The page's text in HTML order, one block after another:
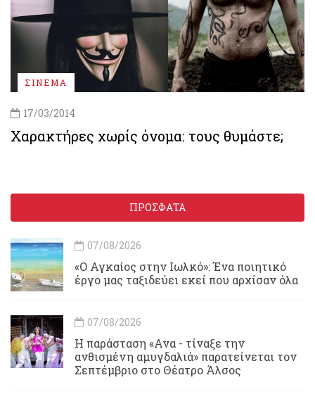
ΣΙΝΕΜΑ
17/03/2014
Χαρακτήρες χωρίς όνομα: τους θυμάστε;
ΠΡΟΣΦΑΤΑ
07/08/2026
«Ο Αγκαίος στην Ιωλκό»: Ένα ποιητικό
έργο μας ταξιδεύει εκεί που αρχίσαν όλα
07/08/2026
Η παράσταση «Ανα - τίναξε την
ανθισμένη αμυγδαλιά» παρατείνεται τον
Σεπτέμβριο στο Θέατρο Άλσος